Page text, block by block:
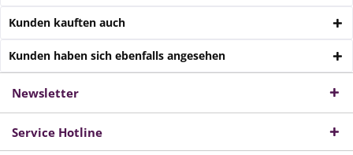
Kunden kauften auch
Kunden haben sich ebenfalls angesehen
Newsletter
Service Hotline